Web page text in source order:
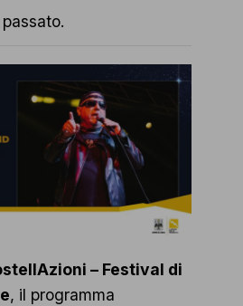
– Festival di
, il programma